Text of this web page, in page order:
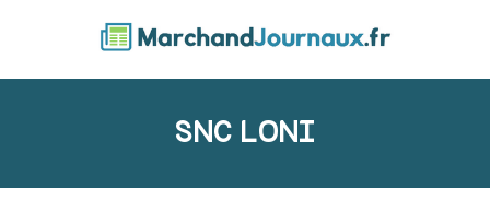
SNC LONI